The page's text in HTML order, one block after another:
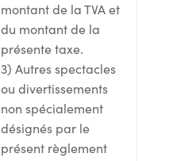
montant de la TVA et
du montant de la
présente taxe.
3) Autres spectacles
ou divertissements
non spécialement
désignés par le
présent règlement